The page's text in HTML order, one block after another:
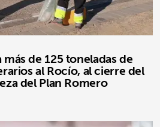
de 125 toneladas de
al Rocío, al cierre del
del Plan Romero